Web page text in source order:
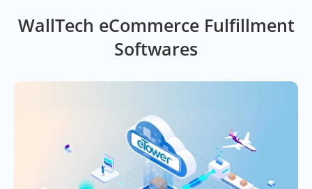
WallTech eCommerce Fulfillment
Softwares